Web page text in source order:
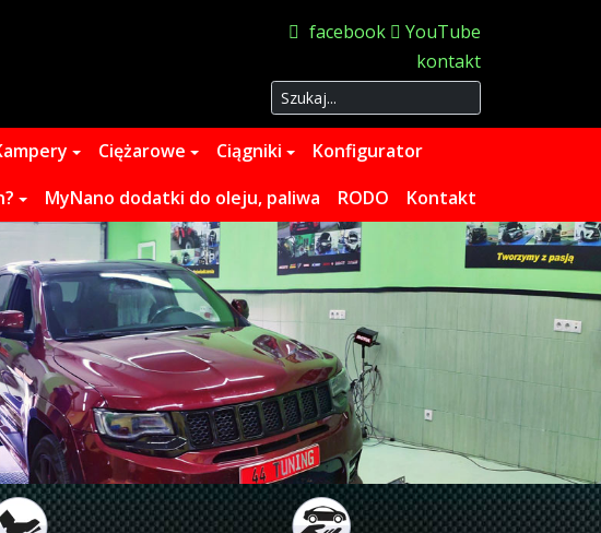
facebook
YouTube
kontakt
Szukaj
Ciężarowe Ciągniki
Konfigurator
MyNano dodatki do oleju, paliwa RODO Kontakt